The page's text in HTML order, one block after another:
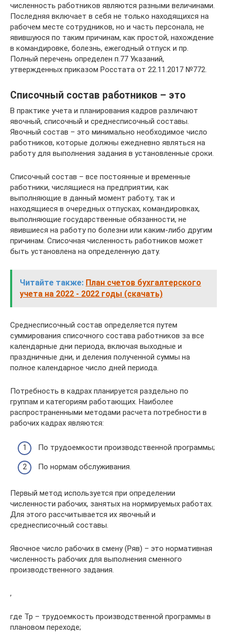
численность работников являются разными величинами.
Последняя включает в себя не только находящихся на
рабочем месте сотрудников, но и часть персонала, не
явившуюся по таким причинам, как простой, нахождение
в командировке, болезнь, ежегодный отпуск и пр.
Полный перечень определен п.77 Указаний,
утвержденных приказом Росстата от 22.11.2017 №772.
Списочный состав работников – это
В практике учета и планирования кадров различают
явочный, списочный и среднесписочный составы.
Явочный состав – это минимально необходимое число
работников, которые должны ежедневно являться на
работу для выполнения задания в установленные сроки.
Списочный состав – все постоянные и временные
работники, числящиеся на предприятии, как
выполняющие в данный момент работу, так и
находящиеся в очередных отпусках, командировках,
выполняющие государственные обязанности, не
явившиеся на работу по болезни или каким-либо другим
причинам. Списочная численность работников может
быть установлена на определенную дату.
Читайте также: План счетов бухгалтерского
учета на 2022 - 2022 годы (скачать)
Среднесписочный состав определяется путем
суммирования списочного состава работников за все
календарные дни периода, включая выходные и
праздничные дни, и деления полученной суммы на
полное календарное число дней периода.
Потребность в кадрах планируется раздельно по
группам и категориям работающих. Наиболее
распространенными методами расчета потребности в
рабочих кадрах являются:
По трудоемкости производственной программы;
По нормам обслуживания.
Первый метод используется при определении
численности рабочих, занятых на нормируемых работах.
Для этого рассчитывается их явочный и
среднесписочный составы.
Явочное число рабочих в смену (Ряв) – это нормативная
численность рабочих для выполнения сменного
производственного задания.
,
где Тр – трудоемкость производственной программы в
плановом переходе;